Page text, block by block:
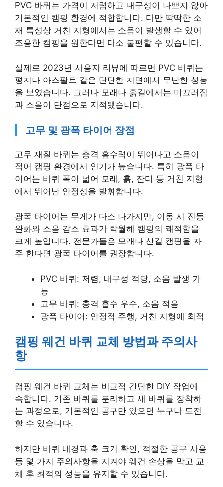
PVC 바퀴는 가격이 저렴하고 내구성이 나쁘지 않아
기본적인 캠핑 환경에 적합합니다. 다만 딱딱한 소
재 특성상 거친 지형에서는 소음이 발생할 수 있어
조용한 캠핑을 원한다면 다소 불편할 수 있습니다.
실제로 2023년 사용자 리뷰에 따르면 PVC 바퀴는
평지나 아스팔트 같은 단단한 지면에서 무난한 성능
을 보였습니다. 그러나 모래나 흙길에서는 미끄러짐
과 소음이 단점으로 지적됐습니다.
고무 및 광폭 타이어 장점
고무 재질 바퀴는 충격 흡수력이 뛰어나고 소음이
적어 캠핑 환경에서 인기가 높습니다. 특히 광폭 타
이어는 바퀴 폭이 넓어 모래, 흙, 잔디 등 거친 지형
에서 뛰어난 안정성을 발휘합니다.
광폭 타이어는 무게가 다소 나가지만, 이동 시 진동
완화와 소음 감소 효과가 탁월해 캠핑의 쾌적함을
크게 높입니다. 전문가들은 모래나 산길 캠핑을 자
주 한다면 광폭 타이어를 권장합니다.
PVC 바퀴: 저렴, 내구성 적당, 소음 발생 가
능
고무 바퀴: 충격 흡수 우수, 소음 적음
광폭 타이어: 안정적 주행, 거친 지형에 최적
캠핑 웨건 바퀴 교체 방법과 주의사
항
캠핑 웨건 바퀴 교체는 비교적 간단한 DIY 작업에
속합니다. 기존 바퀴를 분리하고 새 바퀴를 장착하
는 과정으로, 기본적인 공구만 있으면 누구나 도전
할 수 있습니다.
하지만 바퀴 내경과 축 크기 확인, 적절한 공구 사용
등 몇 가지 주의사항을 지켜야 웨건 손상을 막고 교
체 후 최적의 성능을 유지할 수 있습니다.